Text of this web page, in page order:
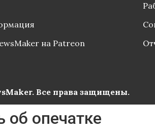
на Patreon
Все права защищены.
об опечатке